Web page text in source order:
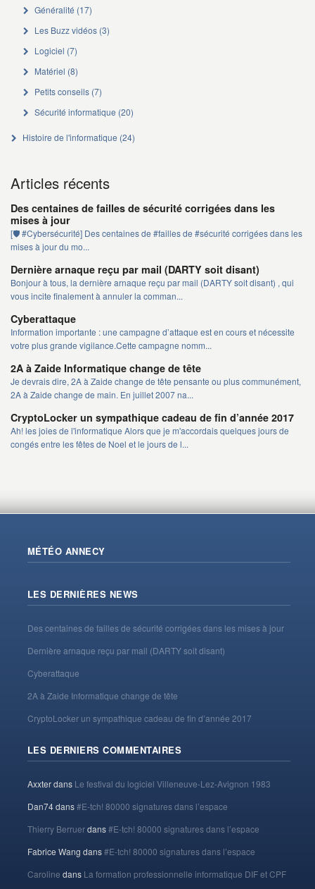
Généralité (17)
Les Buzz vidéos(3)
Logiciel (7)
Matériel (8)
Petits conseils(7)
Sécurité informatique (20)
Histoire de l'informatique (24)
Articles récents
Des centaines de failles de sécurité corrigées dans les
mises à jour
[🛡️ #Cybersécurité] Des centaines de #failles de #sécurité corrigées dans les
mises à jour du mo...
Dernière arnaque reçu par mail (DARTY soit disant)
Bonjour à tous, la dernière arnaque reçu par mail (DARTY soit disant) , qui
vous incite finalement à annuler la comman...
Cyberattaque
Information importante : une campagne d’attaque est en cours et nécessite
votre plus grande vigilance.Cette campagne nomm...
2A à Zaide Informatique change de tête
Je devrais dire, 2A à Zaide change de tête pensante ou plus communément,
2A à Zaide change de main. En juillet 2007 na...
CryptoLocker un sympathique cadeau de fin d’année 2017
Ah! les joies de l'informatique Alors que je m'accordais quelques jours de
congés entre les fêtes de Noel et le jours de l...
MÉTÉO ANNECY
LES DERNIÈRES NEWS
Des centaines de failles de sécurité corrigées dans les mises à jour
Dernière arnaque reçu par mail (DARTY soit disant)
Cyberattaque
2A à Zaide Informatique change de tête
CryptoLocker un sympathique cadeau de fin d’année 2017
LES DERNIERS COMMENTAIRES
Axxterdans Le festival du logiciel Villeneuve-Lez-Avignon 1983
Dan74dans#E-tch! 80000 signatures dans l’espace
Thierry Berruerdans#E-tch! 80000 signatures dans l’espace
Fabrice Wang dans#E-tch! 80000 signatures dans l’espace
Caroline dans La formation professionnelle informatique DIF et CPF